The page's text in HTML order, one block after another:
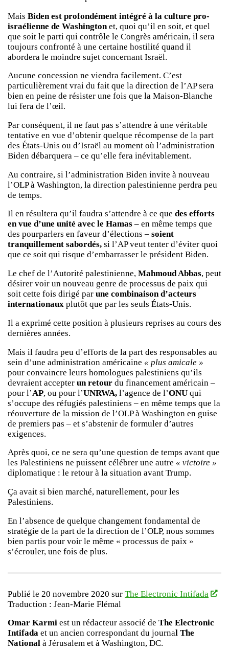
Mais Biden est profondément intégré à la culture pro-
israélienne de Washington et, quoi qu’il en soit, et quel
que soit le parti qui contrôle le Congrès américain, il sera
toujours confronté à une certaine hostilité quand il
abordera le moindre sujet concernant Israël.
Aucune concession ne viendra facilement. C’est
particulièrement vrai du fait que la direction de l’AP sera
bien en peine de résister une fois que la Maison-Blanche
lui fera de l’œil.
Par conséquent, il ne faut pas s’attendre à une véritable
tentative en vue d’obtenir quelque récompense de la part
des États-Unis ou d’Israël au moment où l’administration
Biden débarquera – ce qu’elle fera inévitablement.
Au contraire, si l’administration Biden invite à nouveau
l’OLP à Washington, la direction palestinienne perdra peu
de temps.
Il en résultera qu’il faudra s’attendre à ce que des efforts
en vue d’une unité avec le Hamas – en même temps que
des pourparlers en faveur d’élections – soient
tranquillement sabordés, si l’AP veut tenter d’éviter quoi
que ce soit qui risque d’embarrasser le président Biden.
Le chef de l’Autorité palestinienne, Mahmoud Abbas, peut
désirer voir un nouveau genre de processus de paix qui
soit cette fois dirigé par une combinaison d’acteurs
internationaux plutôt que par les seuls États-Unis.
Il a exprimé cette position à plusieurs reprises au cours des
dernières années.
Mais il faudra peu d’efforts de la part des responsables au
sein d’une administration américaine « plus amicale »
pour convaincre leurs homologues palestiniens qu’ils
devraient accepter un retour du financement américain –
pour l’AP, ou pour l’UNRWA, l’agence de l’ONU qui
s’occupe des réfugiés palestiniens – en même temps que la
réouverture de la mission de l’OLP à Washington en guise
de premiers pas – et s’abstenir de formuler d’autres
exigences.
Après quoi, ce ne sera qu’une question de temps avant que
les Palestiniens ne puissent célébrer une autre « victoire »
diplomatique : le retour à la situation avant Trump.
Ça avait si bien marché, naturellement, pour les
Palestiniens.
En l’absence de quelque changement fondamental de
stratégie de la part de la direction de l’OLP, nous sommes
bien partis pour voir le même « processus de paix »
s’écrouler, une fois de plus.
Publié le 20 novembre 2020 sur The Electronic Intifada
Traduction : Jean-Marie Flémal
Omar Karmi est un rédacteur associé de The Electronic
Intifada et un ancien correspondant du journal The
National à Jérusalem et à Washington, DC.